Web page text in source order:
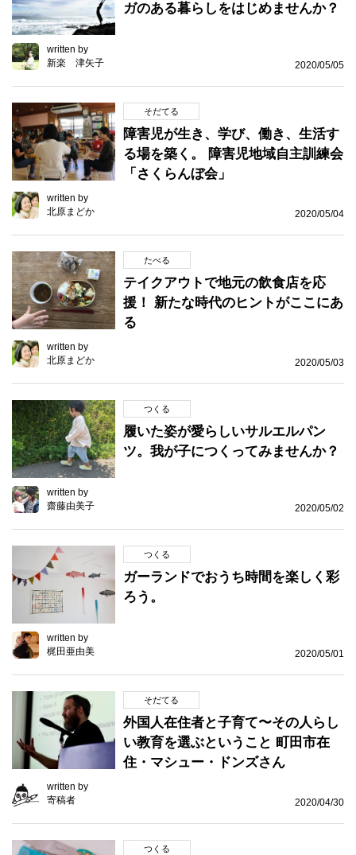
ガのある暮らしをはじめませんか？
written by
新楽 津矢子
2020/05/05
そだてる
障害児が生き、学び、働き、生活す
る場を築く。 障害児地域自主訓練会
「さくらんぼ会」
written by
北原まどか
2020/05/04
たべる
テイクアウトで地元の飲食店を応
援！ 新たな時代のヒントがここにあ
る
written by
北原まどか
2020/05/03
つくる
履いた姿が愛らしいサルエルパン
ツ。我が子につくってみませんか？
written by
齋藤由美子
2020/05/02
つくる
ガーランドでおうち時間を楽しく彩
ろう。
written by
梶田亜由美
2020/05/01
そだてる
外国人在住者と子育て〜その人らし
い教育を選ぶということ 町田市在
住・マシュー・ドンズさん
written by
寄稿者
2020/04/30
つくる